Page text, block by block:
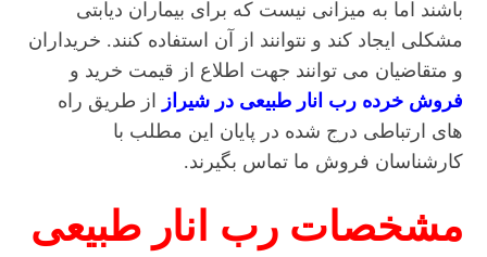
باشند اما به میزانی نیست که برای بیماران دیابتی
مشکلی ایجاد کند و نتوانند از آن استفاده کنند. خریداران
و متقاضیان می توانند جهت اطلاع از قیمت خرید و
فروش خرده رب انار طبیعی در شیراز
از طریق راه
های ارتباطی درج شده در پایان این مطلب با
کارشناسان فروش ما تماس بگیرند.
مشخصات رب انار طبیعی